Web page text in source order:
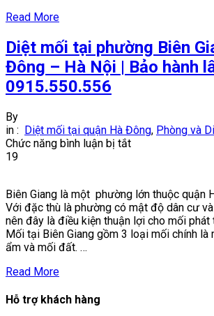
Nội
|
Cam
tận
gốc
Read More
Diệt mối tại phường Biên
Đông – Hà Nội | Bảo hành
0915.550.556
By
in : Diệt mối tại quận Hà Đông, Phòng và
Chức năng bình luận bị tắtở
phường
Biên
Giang
–
19
Biên Giang là một phường lớn thuộc quận
Với đặc thù là phường có mật độ dân cư
nên đây là điều kiện thuận lợi cho mối phát
Mối tại Biên Giang gồm 3 loại mối chính là
ẩm và mối đất. …
Read More
Hỗ trợ khách hàng